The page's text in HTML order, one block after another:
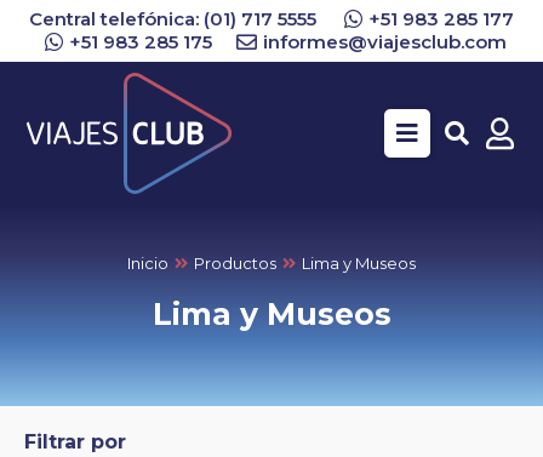
Central telefónica: (01) 717 5555
+51 983 285 177
+51 983 285 175
informes@viajesclub.com
Inicio Productos Lima y Museos
Lima y Museos
Filtrar por